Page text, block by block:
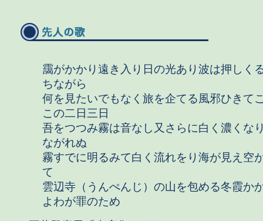
靄がかかり遠き入り日の光あり波は押しく
ちながら
何を見たいでもなく旅を企てる風邪ひきて
この二日三日
吾をつつみ霧は音なし又さらに白く濃くな
ながれぬ
霧すでに明るみて白く流れをり海が見え空
て
雲辺寺（うんぺんじ）の山を包める冬霞か
よわが罪のため